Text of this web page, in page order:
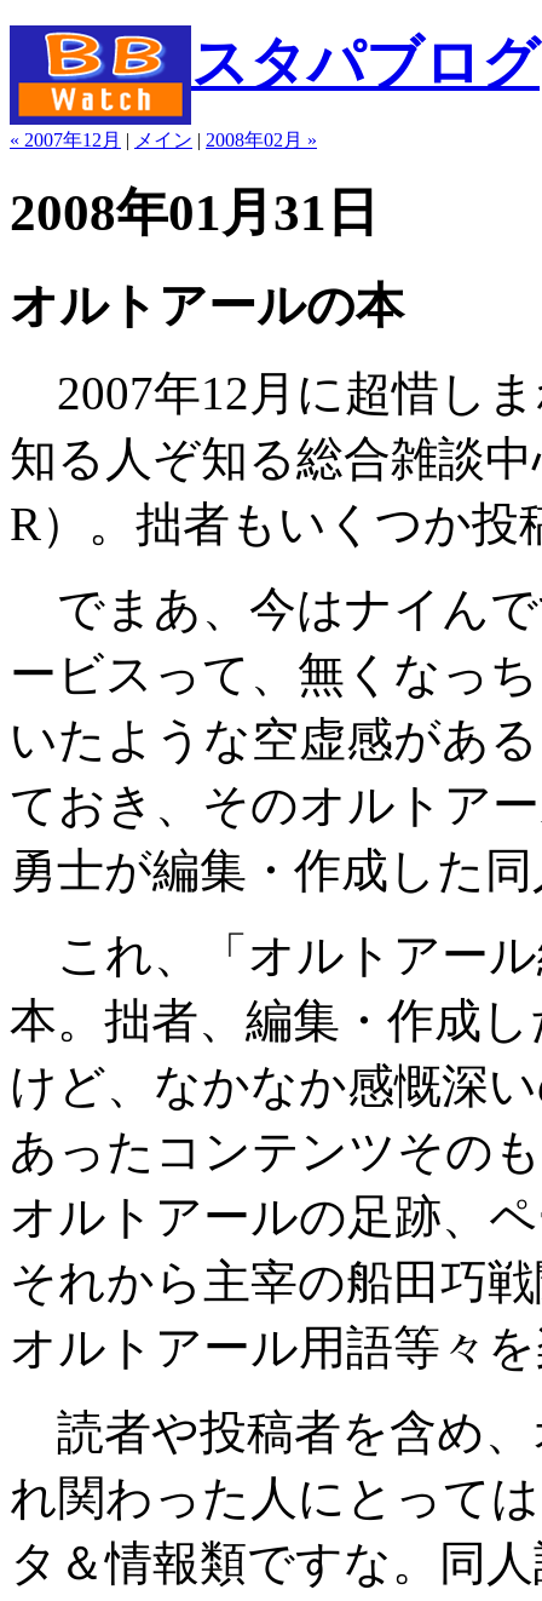
スタパブログ
« 2007年12月 | メイン | 2008年02月 »
2008年01月31日
オルトアールの本
2007年12月に超惜し
知る人ぞ知る総合雑談
R）。拙者もいくつか
でまあ、今はナイん
ービスって、無くなっ
いたような空虚感があ
ておき、そのオルトア
勇士が編集・作成した
これ、「オルトアー
本。拙者、編集・作成
けど、なかなか感慨深
あったコンテンツその
オルトアールの足跡、
それから主宰の船田巧
オルトアール用語等々
読者や投稿者を含め
れ関わった人にとって
タ＆情報類ですな。同